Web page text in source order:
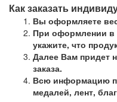
Как заказать
Вы оформляете
При оформлении в
укажите, что
Далее Вам придет
заказа.
Всю информацию
медалей, лент,